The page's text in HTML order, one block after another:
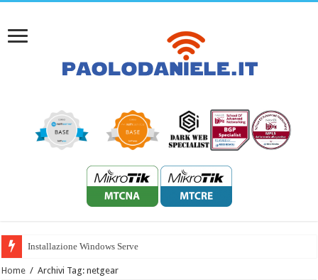
Installazione Windows Server 2022
Home / Archivi Tag: netgear